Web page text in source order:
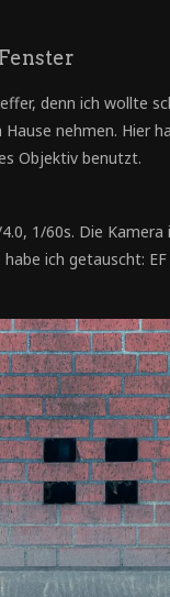
denn ich wollte
nehmen. Hier
Objektiv benutzt.
1/60s. Die Kamera
ich getauscht: